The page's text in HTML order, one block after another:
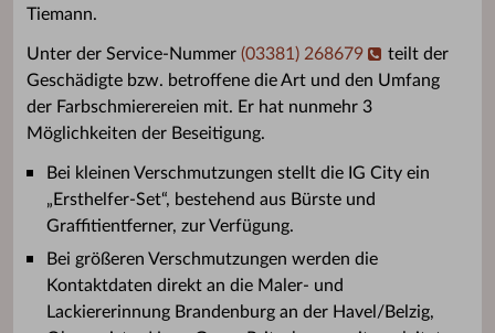
Tiemann.
Unter der Service-Nummer (03381) 268679
teilt der
Geschädigte bzw. betroffene die Art und den Umfang
der Farbschmierereien mit. Er hat nunmehr 3
Möglichkeiten der Beseitigung.
Bei kleinen Verschmutzungen stellt die IG City ein
„Ersthelfer-Set“, bestehend aus Bürste und
Graffitientferner, zur Verfügung.
Bei größeren Verschmutzungen werden die
Kontaktdaten direkt an die Maler- und
Lackiererinnung Brandenburg an der Havel/Belzig,